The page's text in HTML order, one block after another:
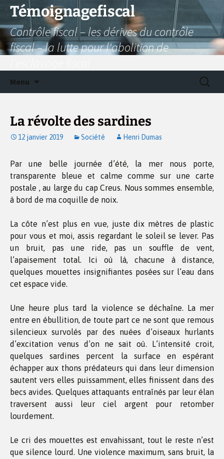
Aller
contenu
Témoignagefiscal
Contrôle fiscal – les dérives du contrôle
fiscal – la lutte pour l'abolition de
Menu
La révolte des sardines
12 janvier 2019 Société Henri Dumas
Par une belle journée d’été, la mer nous porte,
transparente bleue et calme comme sur une carte
postale , au large du cap Creus. Nous sommes ensemble,
à bord de ma coquille de noix.
La côte n’est plus en vue, juste dix mètres de plastic
pour vous et moi, assis regardant le soleil se lever. Pas
un bruit, pas une ride, pas un souffle de vent,
l’apaisement total. Ici où là, chacune à distance,
quelques mouettes insignifiantes posées sur l’eau dans
cet espace vide.
Une heure plus tard la violence se déchaîne. La mer
entre en ébullition, de toute part ce ne sont que remous
silencieux survolés par des nuées d’oiseaux hurlants
d’excitation venus d’on ne sait où. L’intensité croit,
quelques sardines percent la surface en espérant
échapper aux thons prédateurs qui dans leur dimension
sautent vers elles puissamment, elles finissent dans des
becs avides. Quelques attaquants entraînés par leur élan
traversent aussi leur ciel argent pour retomber
lourdement.
Le cri des mouettes est envahissant, tout le reste n’est
que silence lourd. Une violence maximum, sans bruit, la